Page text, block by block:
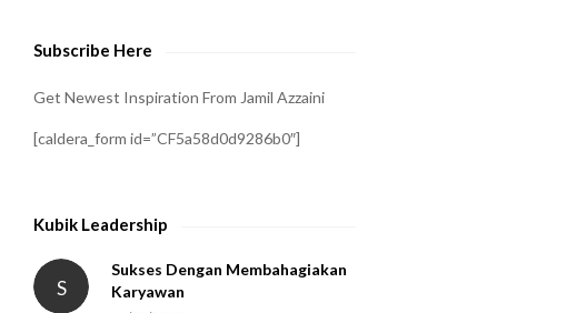
Subscribe Here
Get Newest Inspiration From Jamil Azzaini
[caldera_form id=”CF5a58d0d9286b0″]
Kubik Leadership
S
Sukses Dengan Membahagiakan
Karyawan